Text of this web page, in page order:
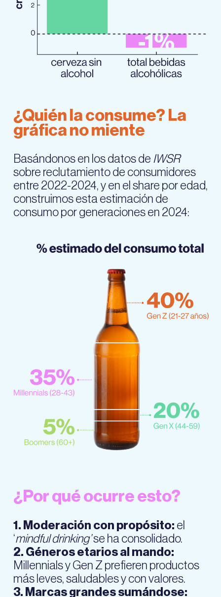
¿Quién la consume? La
gráfica no miente
Basándonos en los datos de IWSR
sobre reclutamiento de consumidores
entre 2022-2024, y en el share por edad,
construimos esta estimación de
consumo por generaciones en 2024:
¿Por qué ocurre esto?
1. Moderación con propósito: el
‘mindful drinking’se ha consolidado.
2. Géneros etarios al mando:
Millennials y Gen Z prefieren productos
más leves, saludables y con valores.
3. Marcas grandes sumándose: